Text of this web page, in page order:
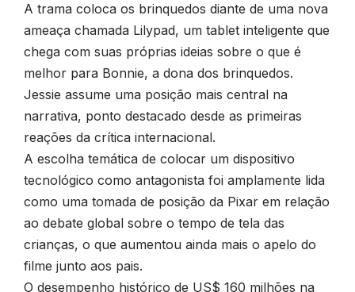
A trama coloca os brinquedos diante de uma nova
ameaça chamada Lilypad, um tablet inteligente que
chega com suas próprias ideias sobre o que é
melhor para Bonnie, a dona dos brinquedos.
Jessie assume uma posição mais central na
narrativa, ponto destacado desde as primeiras
reações da crítica internacional.
A escolha temática de colocar um dispositivo
tecnológico como antagonista foi amplamente lida
como uma tomada de posição da Pixar em relação
ao debate global sobre o tempo de tela das
crianças, o que aumentou ainda mais o apelo do
filme junto aos pais.
O desempenho histórico de US$ 160 milhões na